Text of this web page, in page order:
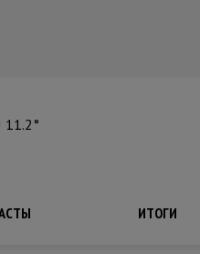
11.2°
ИТОГИ